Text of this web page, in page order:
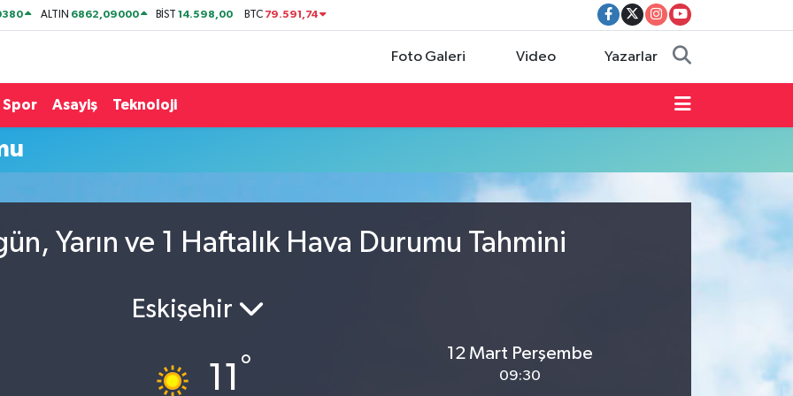
ALTIN 6862,09000 BİST14.598,00 BTC 79.591,74
Foto Galeri Video Yazarlar
Spor Asayiş Teknoloji
Yarın ve 1 Haftalık Hava Durumu Tahmini
Eskişehir
11 °
12 Mart Perşembe
09:30